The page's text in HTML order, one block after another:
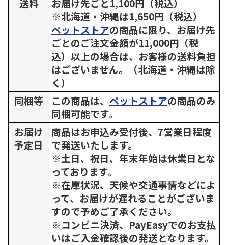
送料
お届け先ごと1,100円（税込）
※北海道・沖縄は1,650円（税込）
ペットストアの商品に限り、お届け先
ごとのご注文金額が11,000円（税
込）以上の場合は、お客様の送料負担
はございません。（北海道・沖縄は除
く）
同梱等
この商品は、 ペットストアの商品のみ
同梱可能です。
お届け
予定日
商品はお申込み受付後、7営業日程度
で発送いたします。
※土日、祝日、年末年始は休業日とな
っております。
※在庫状況、天候や交通事情などによ
って、お届けが遅れることがございま
すので予めご了承ください。
※コンビニ決済、PayEasyでのお支払
いはご入金確認後の発送となります。